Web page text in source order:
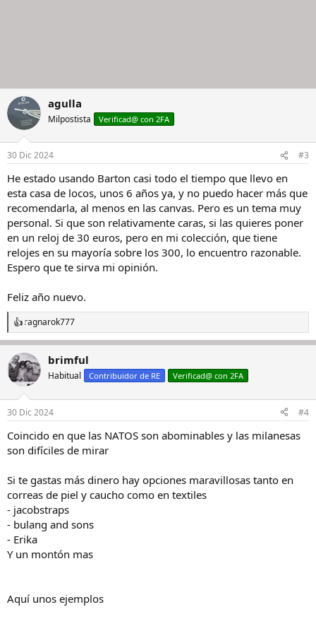
agulla
Milpostista Verificad@ con 2FA
30 Dic 2024 #3
He estado usando Barton casi todo el tiempo que llevo en
esta casa de locos, unos 6 años ya, y no puedo hacer más que
recomendarla, al menos en las canvas. Pero es un tema muy
personal. Si que son relativamente caras, si las quieres poner
en un reloj de 30 euros, pero en mi colección, que tiene
relojes en su mayoría sobre los 300, lo encuentro razonable.
Espero que te sirva mi opinión.
Feliz año nuevo.
R
e
c
c
i
e
:
ragnarok777
brimful
Habitual Contribuidor de RE Verificad@ con 2FA
30 Dic 2024 #4
Coincido en que las NATOS son abominables y las milanesas
son difíciles de mirar
Si te gastas más dinero hay opciones maravillosas tanto en
correas de piel y caucho como en textiles
- jacobstraps
- bulang and sons
- Erika
Y un montón mas
Aquí unos ejemplos